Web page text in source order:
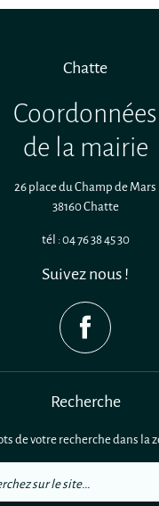
Chatte
Coordonnées
de la mairie
26 place du Champ de Mars
38160 Chatte
tél : 04 76 38 45 30
Suivez nous !
Recherche
de votre recherche dans la